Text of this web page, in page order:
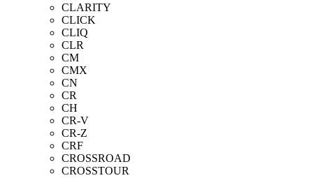
CLARITY
CLICK
CLIQ
CLR
CM
CMX
CN
CR
CH
CR-V
CR-Z
CRF
CROSSROAD
CROSSTOUR